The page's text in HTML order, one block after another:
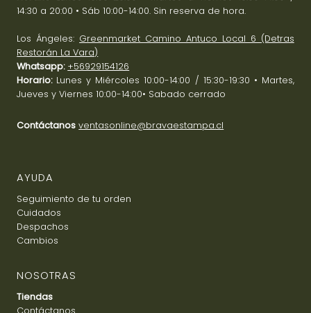
14:30 a 20:00 • Sáb 10:00-14:00. Sin reserva de hora.
Los Ángeles: Greenmarket Camino Antuco Local 6 (Detras
Restorán La Vara)
Whatsapp: +56929154126
Horario: Lunes y Miércoles 10:00-14:00 / 15:30-19:30 • Martes,
Jueves y Viernes 10:00-14:00• Sabado cerrado
Contáctanos ventasonline@bravaestampa.cl
AYUDA
Seguimiento de tu orden
Cuidados
Despachos
Cambios
NOSOTRAS
Tiendas
Contáctanos